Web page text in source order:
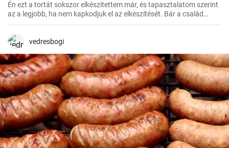
Én ezt a tortát sokszor elkészítettem már, és tapasztalatom szerint
az a legjobb, ha nem kapkodjuk el az elkészítését. Bár a család
mindig türelmetlenül várja, de megéri kivárni, hogy minden réteg
végeredmény!
vedresbogi